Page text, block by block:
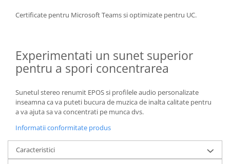
Certificate pentru Microsoft Teams si optimizate pentru UC.
Experimentati un sunet superior
pentru a spori concentrarea
Sunetul stereo renumit EPOS si profilele audio personalizate
inseamna ca va puteti bucura de muzica de inalta calitate pentru
a va ajuta sa va concentrati pe munca dvs.
Informatii conformitate produs
Caracteristici